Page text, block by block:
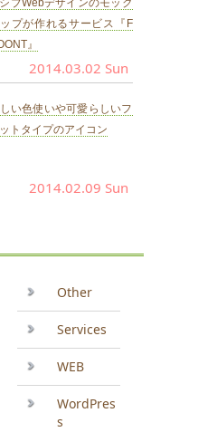
プが作れるサービス『F
』
2014.03.02 Sun
い色使いや可愛らしいフ
トタイプのアイコン
2014.02.09 Sun
Other
Services
WEB
WordPres
s